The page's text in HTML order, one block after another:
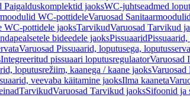
Paigalduskomplektid jaoksWC-juhtseadmed
WC-pottideleVaruosad
WC-pottidele jaoksTarvikudVaruosad Tarvikud
bideedele jaoksPissuaarid
Varuosad Pissuaarid, loputusega,
Integreeritud pissuaari loputusregulaatorVaruosad
loputusrežiim, kaanega / kaane jaoksVaruosad
veevaba käitamine jaoksIlma kaaneta
TarvikudVaruosad Tarvikud jaoksSifoonid ja